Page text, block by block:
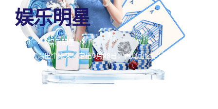
娱乐明星
首页
娱乐明星
电影《踢出个未来》定档9月28日，再现山区足球队感人故事